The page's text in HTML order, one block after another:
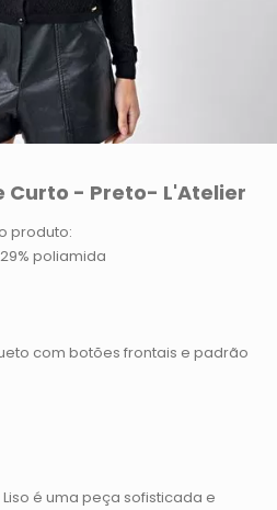
Curto - Preto- L'Atelier
produto:
poliamida
com botões frontais e padrão
é uma peça sofisticada e